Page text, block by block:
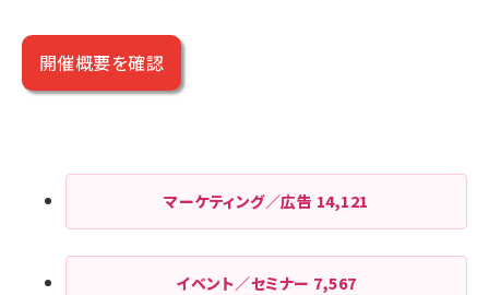
開催概要を確認
マーケティング／広告 14,121
イベント／セミナー 7,567